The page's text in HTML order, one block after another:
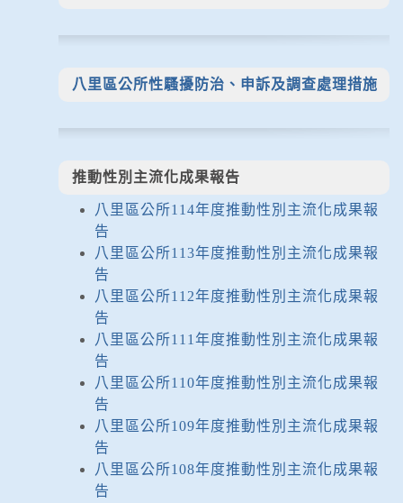
八里區公所性騷擾防治、申訴及調查處理措施
推動性別主流化成果報告
八里區公所114年度推動性別主流化成果報
告
八里區公所113年度推動性別主流化成果報
告
八里區公所112年度推動性別主流化成果報
告
八里區公所111年度推動性別主流化成果報
告
八里區公所110年度推動性別主流化成果報
告
八里區公所109年度推動性別主流化成果報
告
八里區公所108年度推動性別主流化成果報
告